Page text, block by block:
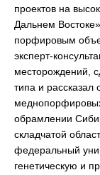
проектов на
Дальнем
порфировым
эксперт-
месторождений,
типа и рассказал
обрамлении
складчатой
федеральный
генетическую и